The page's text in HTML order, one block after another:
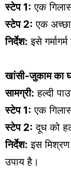
स्टेप 1: एक
स्टेप 2: एक अच्छा
निर्देश: इसे
खांसी-जुकाम का
सामग्री: हल्दी
स्टेप 1: एक
स्टेप 2: दूध को
निर्देश: इस
उपाय है।